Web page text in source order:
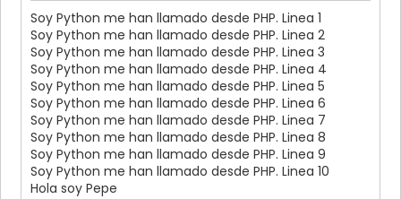
Soy Python me han llamado desde PHP. Linea 1
Soy Python me han llamado desde PHP. Linea 2
Soy Python me han llamado desde PHP. Linea 3
Soy Python me han llamado desde PHP. Linea 4
Soy Python me han llamado desde PHP. Linea 5
Soy Python me han llamado desde PHP. Linea 6
Soy Python me han llamado desde PHP. Linea 7
Soy Python me han llamado desde PHP. Linea 8
Soy Python me han llamado desde PHP. Linea 9
Soy Python me han llamado desde PHP. Linea 10
Hola soy Pepe